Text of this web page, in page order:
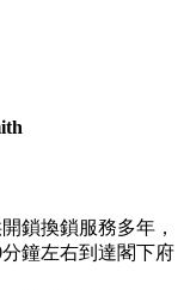
鎖換鎖服務多年，
鐘左右到達閣下府